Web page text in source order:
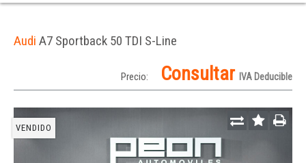
Audi A7 Sportback 50 TDI S-Line
Precio: Consultar IVA Deducible
VENDIDO